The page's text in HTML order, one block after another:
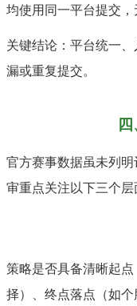
均使用同一平台提交，
关键结论：平台统一
漏或重复提交。
官方赛事数据虽未列
审重点关注以下三个层
策略是否具备清晰起
择）、终点落点（如